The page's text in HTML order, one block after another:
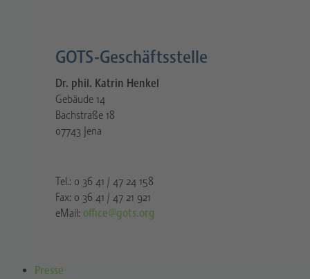
GOTS-Geschäftsstelle
Dr. phil. Katrin Henkel
Gebäude 14
Bachstraße 18
07743 Jena
Tel.: 0 36 41 / 47 24 158
Fax: 0 36 41 / 47 21 921
eMail: office@gots.org
Presse